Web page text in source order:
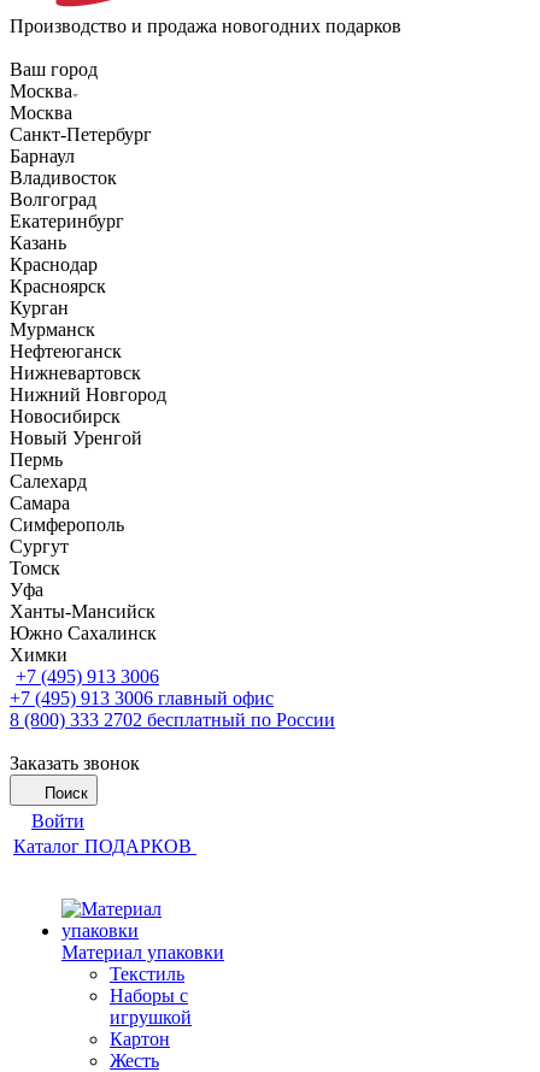
Производство и продажа новогодних подарков
Ваш город
Москва
Москва
Санкт-Петербург
Барнаул
Владивосток
Волгоград
Екатеринбург
Казань
Краснодар
Красноярск
Курган
Мурманск
Нефтеюганск
Нижневартовск
Нижний Новгород
Новосибирск
Новый Уренгой
Пермь
Салехард
Самара
Симферополь
Сургут
Томск
Уфа
Ханты-Мансийск
Южно Сахалинск
Химки
+7 (495) 913 3006
+7 (495) 913 3006 главный офис
8 (800) 333 2702 бесплатный по России
Заказать звонок
Поиск
Войти
Каталог ПОДАРКОВ
Материал упаковки
Текстиль
Наборы с
игрушкой
Картон
Жесть